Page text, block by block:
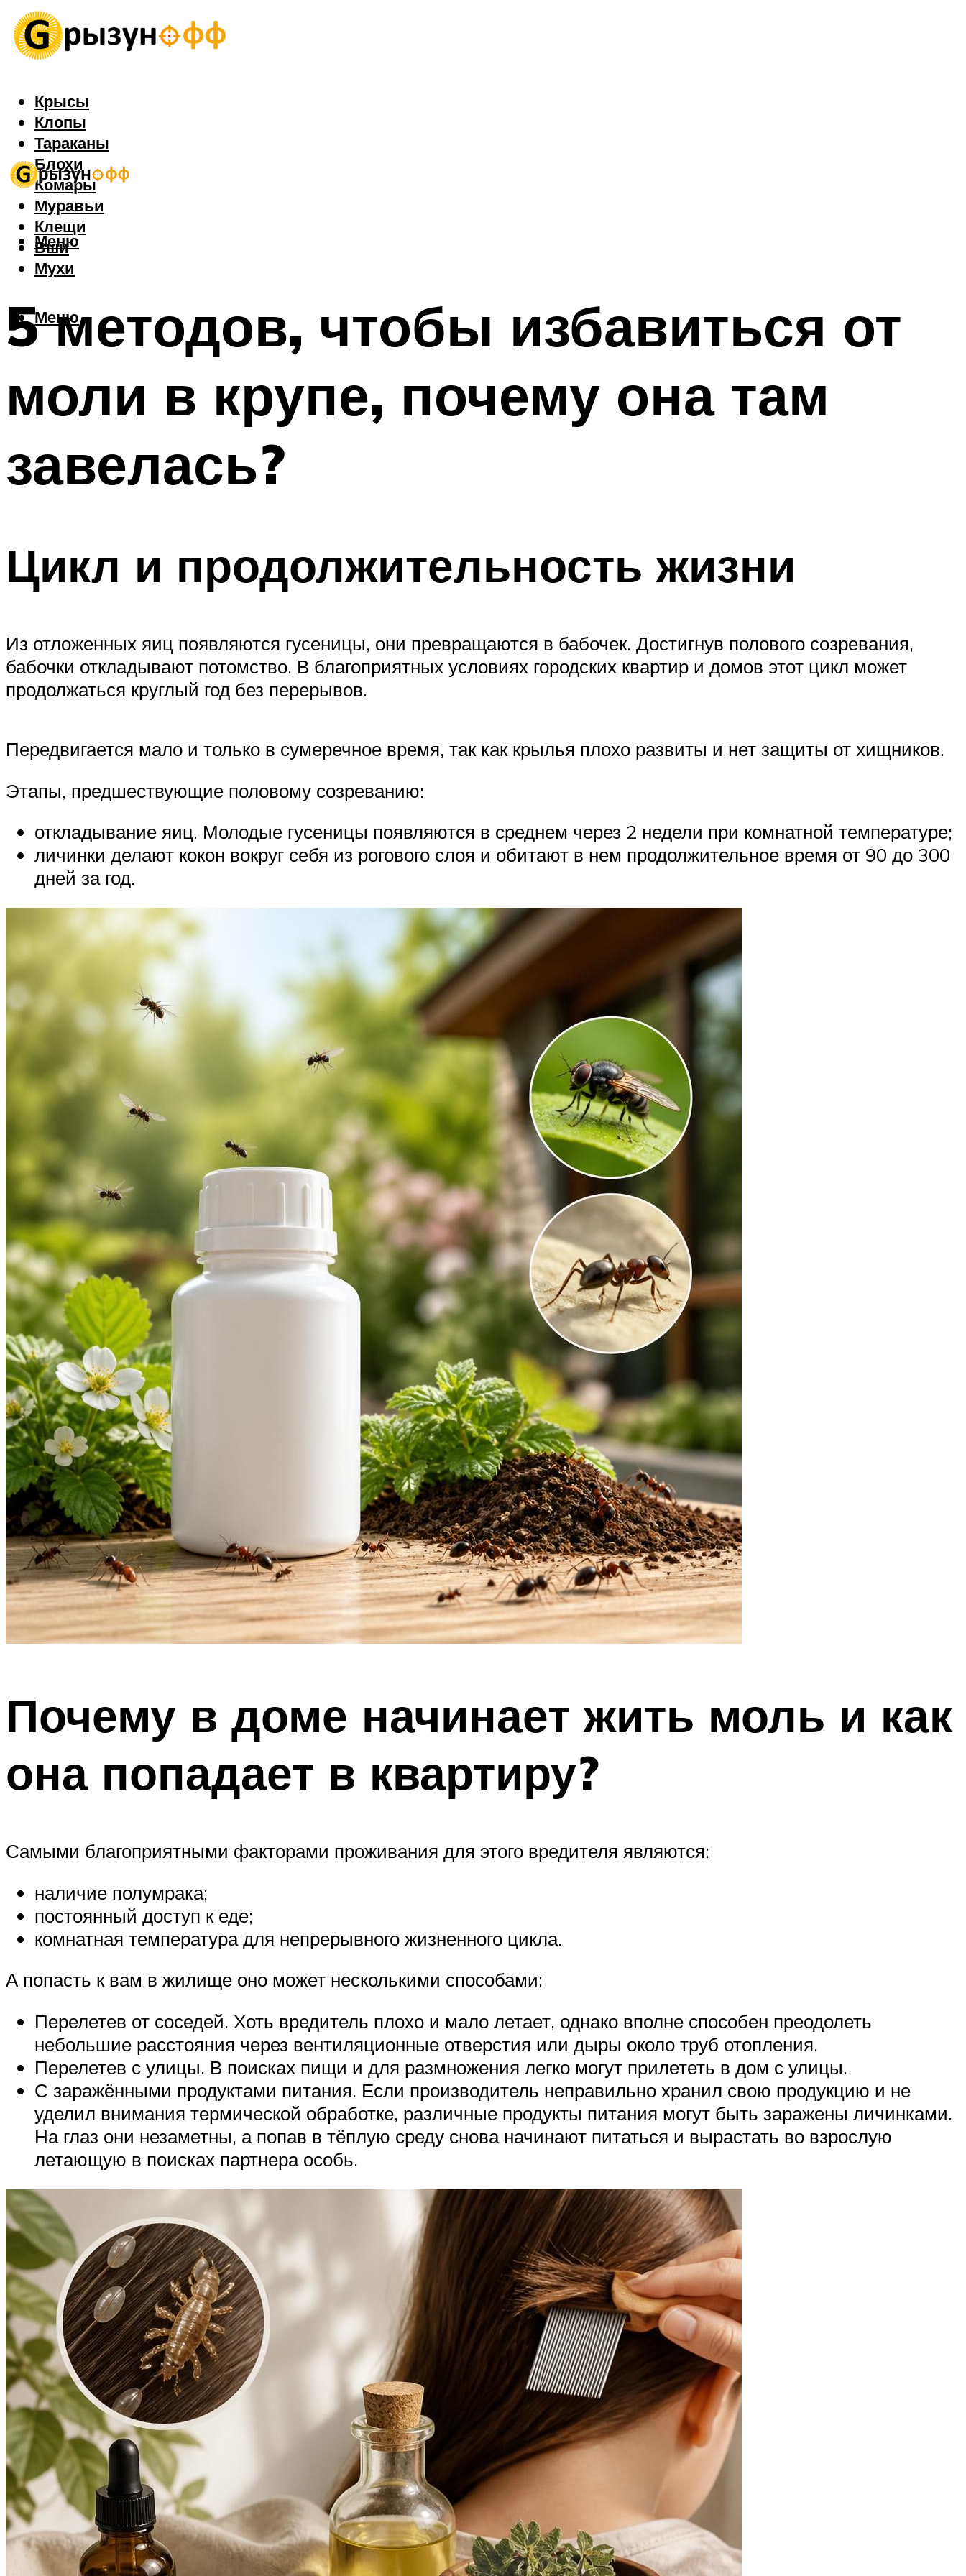
Крысы
Клопы
Тараканы
Блохи
Комары
Муравьи
Клещи
Вши
Мухи
Меню
Меню
5 методов, чтобы избавиться от
моли в крупе, почему она там
завелась?
Цикл и продолжительность жизни
Из отложенных яиц появляются гусеницы, они превращаются в бабочек. Достигнув полового созревания,
бабочки откладывают потомство. В благоприятных условиях городских квартир и домов этот цикл может
продолжаться круглый год без перерывов.
Передвигается мало и только в сумеречное время, так как крылья плохо развиты и нет защиты от хищников.
Этапы, предшествующие половому созреванию:
откладывание яиц. Молодые гусеницы появляются в среднем через 2 недели при комнатной температуре;
личинки делают кокон вокруг себя из рогового слоя и обитают в нем продолжительное время от 90 до 300
дней за год.
Почему в доме начинает жить моль и как
она попадает в квартиру?
Самыми благоприятными факторами проживания для этого вредителя являются:
наличие полумрака;
постоянный доступ к еде;
комнатная температура для непрерывного жизненного цикла.
А попасть к вам в жилище оно может несколькими способами:
Перелетев от соседей. Хоть вредитель плохо и мало летает, однако вполне способен преодолеть
небольшие расстояния через вентиляционные отверстия или дыры около труб отопления.
Перелетев с улицы. В поисках пищи и для размножения легко могут прилететь в дом с улицы.
С заражёнными продуктами питания. Если производитель неправильно хранил свою продукцию и не
уделил внимания термической обработке, различные продукты питания могут быть заражены личинками.
На глаз они незаметны, а попав в тёплую среду снова начинают питаться и вырастать во взрослую
летающую в поисках партнера особь.